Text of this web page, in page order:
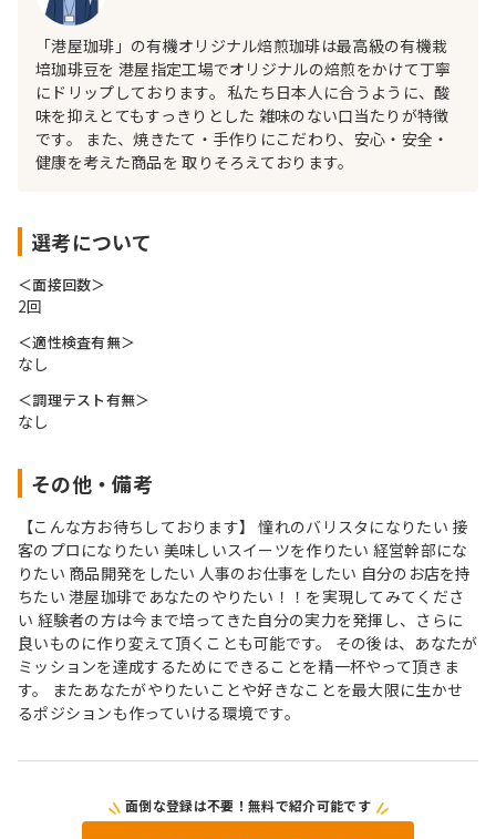
「港屋珈琲」の有機オリジナル焙煎珈琲は最高級の有機栽
培珈琲豆を 港屋指定工場でオリジナルの焙煎をかけて丁寧
にドリップしております。 私たち日本人に合うように、酸
味を抑えとてもすっきりとした 雑味のない口当たりが特徴
です。 また、焼きたて・手作りにこだわり、安心・安全・
健康を考えた商品を 取りそろえております。
選考について
＜面接回数＞
2回
＜適性検査有無＞
なし
＜調理テスト有無＞
なし
その他・備考
【こんな方お待ちしております】 憧れのバリスタになりたい 接
客のプロになりたい 美味しいスイーツを作りたい 経営幹部にな
りたい 商品開発をしたい 人事のお仕事をしたい 自分のお店を持
ちたい 港屋珈琲であなたのやりたい！！を実現してみてくださ
い 経験者の方は今まで培ってきた自分の実力を発揮し、さらに
良いものに作り変えて頂くことも可能です。 その後は、あなたが
ミッションを達成するためにできることを精一杯やって頂きま
す。 またあなたがやりたいことや好きなことを最大限に生かせ
るポジションも作っていける環境です。
面倒な登録は不要！無料で紹介可能です